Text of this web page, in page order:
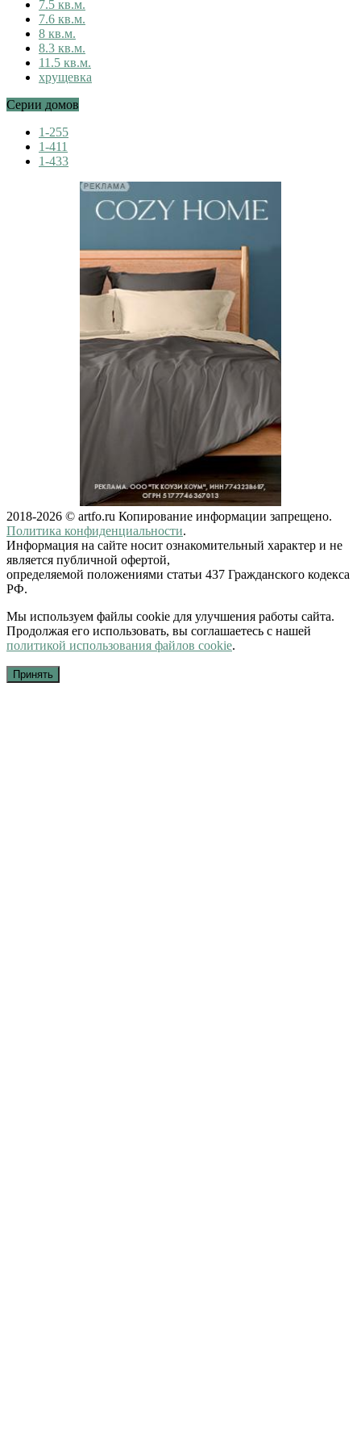
7.5 кв.м.
7.6 кв.м.
8 кв.м.
8.3 кв.м.
11.5 кв.м.
хрущевка
Серии домов
1-255
1-411
1-433
2018-2026 © artfo.ru Копирование информации запрещено.
Политика конфиденциальности.
Информация на сайте носит ознакомительный характер и не
является публичной офертой,
определяемой положениями статьи 437 Гражданского кодекса
РФ.
Мы используем файлы cookie для улучшения работы сайта.
Продолжая его использовать, вы соглашаетесь с нашей
политикой использования файлов cookie.
Принять